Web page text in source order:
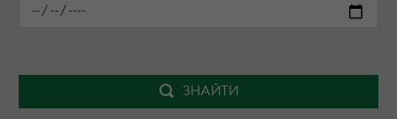
ЗНАЙТИ